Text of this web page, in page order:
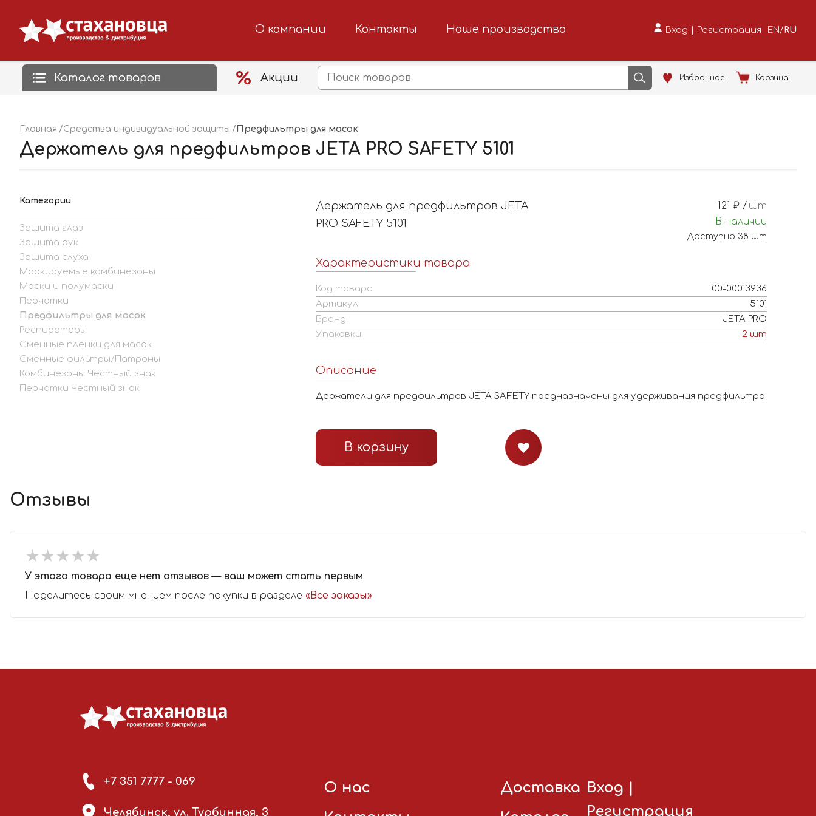
О компании Контакты Наше производство Вход | Регистрация EN /RU
Каталог товаров Акции Избранное Корзина
Главная Средства индивидуальной защиты Предфильтры для масок
Держатель для предфильтров JETA PRO SAFETY 5101
Категории
Защита глаз
Защита рук
Защита слуха
Маркируемые комбинезоны
Маски и полумаски
Перчатки
Предфильтры для масок
Респираторы
Сменные пленки для масок
Сменные фильтры/Патроны
Комбинезоны Честный знак
Перчатки Честный знак
Держатель для предфильтров JETA
PRO SAFETY 5101
Характеристики товара
Код товара:
00-00013936
Артикул:
5101
Бренд:
JETA PRO
Упаковки:
2 шт
Описание
Держатели для предфильтров JETA SAFETY предназначены для удерживания предфильтра.
121 ₽ / шт
В наличии
Доступно 38 шт
В корзину
Отзывы
★★★★★
★★★★★
У этого товара еще нет отзывов — ваш может стать первым
Поделитесь своим мнением после покупки в разделе «Все заказы»
+7 351 7777 - 069
Челябинск, ул. Турбинная, 3
О нас
Доставка Вход |
Регистрация